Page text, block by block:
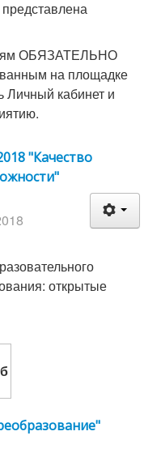
ОБЯЗАТЕЛЬНО
на площадке
Личный кабинет и
"Качество
открытые